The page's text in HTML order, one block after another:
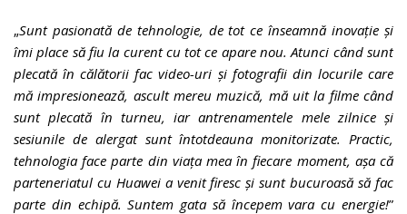
„Sunt pasionată de tehnologie, de tot ce înseamnă inovație și
îmi place să fiu la curent cu tot ce apare nou. Atunci când sunt
plecată în călătorii fac video-uri și fotografii din locurile care
mă impresionează, ascult mereu muzică, mă uit la filme când
sunt plecată în turneu, iar antrenamentele mele zilnice și
sesiunile de alergat sunt întotdeauna monitorizate. Practic,
tehnologia face parte din viața mea în fiecare moment, așa că
parteneriatul cu Huawei a venit firesc și sunt bucuroasă să fac
parte din echipă. Suntem gata să începem vara cu energie!”